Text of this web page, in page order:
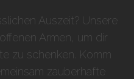
Auszeit? Unsere
Armen, um dir
zu schenken. Komm
zauberhafte